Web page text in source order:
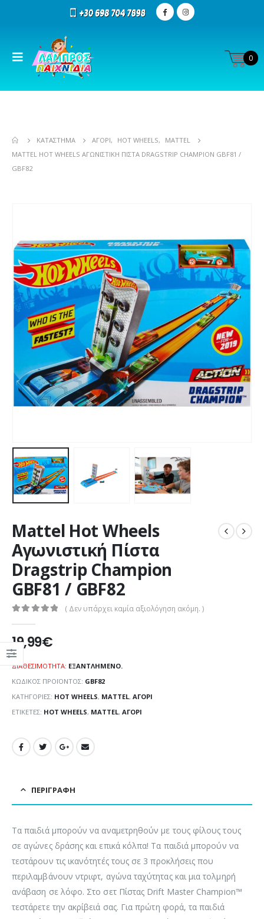
0
ΚΑΤΆΣΤΗΜΑ ΑΓΌΡΙ, HOT WHEELS,
MATTEL
MATTEL HOT WHEELS ΑΓΩΝΙΣΤΙΚΉ ΠΊΣΤΑ DRAGSTRIP CHAMPION GBF81 /
GBF82
Mattel Hot Wheels
Αγωνιστική Πίστα
Dragstrip Champion
GBF81 / GBF82
( Δεν υπάρχει καμία αξιολόγηση ακόμη. )
19,99€
ΔΙΑΘΕΣΙΜΌΤΗΤΑ: ΕΞΑΝΤΛΗΜΈΝΟ.
ΚΩΔΙΚΌΣ ΠΡΟΪΌΝΤΟΣ: GBF82
ΚΑΤΗΓΟΡΊΕΣ: HOT WHEELS, MATTEL, ΑΓΌΡΙ
ΕΤΙΚΈΤΕΣ: HOT WHEELS, MATTEL, ΑΓΌΡΙ
ΠΕΡΙΓΡΑΦΉ
Τα παιδιά μπορούν να αναμετρηθούν με τους φίλους τους
σε αγώνες δράσης και επικά κόλπα! Τα παιδιά μπορούν να
τεστάρουν τις ικανότητές τους σε 3 προκλήσεις που
περιλαμβάνουν ντριφτ, αγώνα ταχύτητας και μια τολμηρή
ανάβαση σε λόφο. Στο σετ Πίστας Drift Master Champion™
τεστάρετε την ακρίβειά σας. Για πρώτη φορά, τα παιδιά